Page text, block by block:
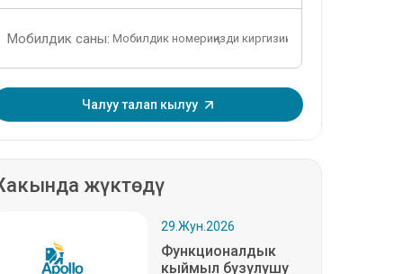
Мобилдик саны:
OTP киргизиңиз:Чалуу талап кылуу
жүктөдү
29.Жун.2026
Функционалдык
кыймыл бузулушу